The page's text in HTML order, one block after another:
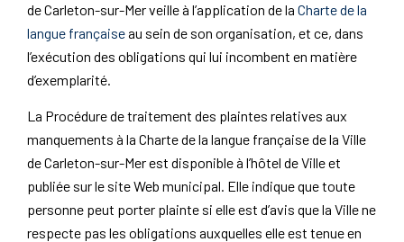
de Carleton-sur-Mer veille à l’application de la Charte de la
langue françaiseau sein de son organisation, et ce, dans
l’exécution des obligations qui lui incombent en matière
d’exemplarité.
La Procédure de traitement des plaintes relatives aux
manquements à la Charte de la langue françaisede la Ville
de Carleton-sur-Merest disponible à l’hôtel de Ville et
publiée sur le site Web municipal. Elle indique que toute
personne peut porter plainte si elle est d’avis que la Ville ne
respecte pas les obligations auxquelles elle est tenue en